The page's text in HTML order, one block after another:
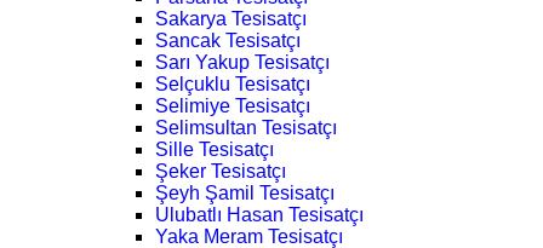
Sakarya Tesisatçı
Sancak Tesisatçı
Sarı Yakup Tesisatçı
Selçuklu Tesisatçı
Selimiye Tesisatçı
Selimsultan Tesisatçı
Sille Tesisatçı
Şeker Tesisatçı
Şeyh Şamil Tesisatçı
Ulubatlı Hasan Tesisatçı
Yaka Meram Tesisatçı